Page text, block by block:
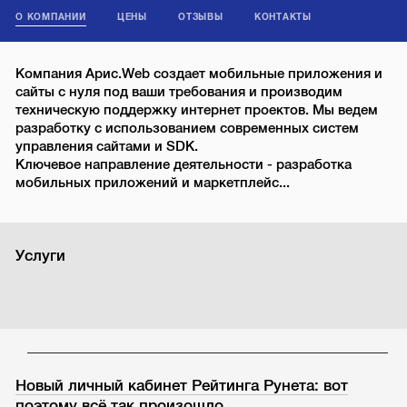
О КОМПАНИИ ЦЕНЫ ОТЗЫВЫ КОНТАКТЫ
Компания Арис.Web создает мобильные приложения и
сайты с нуля под ваши требования и производим
техническую поддержку интернет проектов. Мы ведем
разработку с использованием современных систем
управления сайтами и SDK.
Ключевое направление деятельности - разработка
мобильных приложений и маркетплейс...
Услуги
Новый личный кабинет Рейтинга Рунета: вот